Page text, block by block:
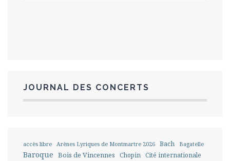
JOURNAL DES CONCERTS
accès libre Arènes Lyriques de Montmartre 2026 Bach Bagatelle
Baroque Bois de Vincennes Chopin Cité internationale